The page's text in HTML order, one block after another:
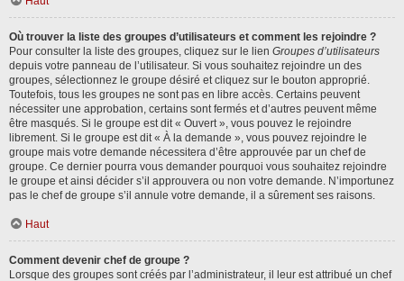
Où trouver la liste des groupes d’utilisateurs et comment les rejoindre ?
Pour consulter la liste des groupes, cliquez sur le lien Groupes d’utilisateurs
depuis votre panneau de l’utilisateur. Si vous souhaitez rejoindre un des
groupes, sélectionnez le groupe désiré et cliquez sur le bouton approprié.
Toutefois, tous les groupes ne sont pas en libre accès. Certains peuvent
nécessiter une approbation, certains sont fermés et d’autres peuvent même
être masqués. Si le groupe est dit « Ouvert », vous pouvez le rejoindre
librement. Si le groupe est dit « À la demande », vous pouvez rejoindre le
groupe mais votre demande nécessitera d’être approuvée par un chef de
groupe. Ce dernier pourra vous demander pourquoi vous souhaitez rejoindre
le groupe et ainsi décider s’il approuvera ou non votre demande. N’importunez
pas le chef de groupe s’il annule votre demande, il a sûrement ses raisons.
Haut
Comment devenir chef de groupe ?
Lorsque des groupes sont créés par l’administrateur, il leur est attribué un chef